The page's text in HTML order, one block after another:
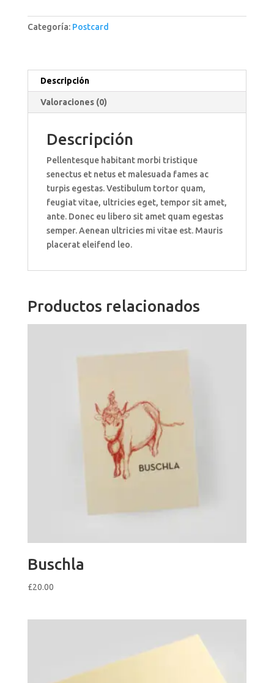
Categoría: Postcard
Descripción
Valoraciones (0)
Descripción
Pellentesque habitant morbi tristique
senectus et netus et malesuada fames ac
turpis egestas. Vestibulum tortor quam,
feugiat vitae, ultricies eget, tempor sit amet,
ante. Donec eu libero sit amet quam egestas
semper. Aenean ultricies mi vitae est. Mauris
placerat eleifend leo.
Productos relacionados
Buschla
£20.00